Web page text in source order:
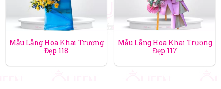
Mẫu Lẵng Hoa Khai Trương
Đẹp 118
Mẫu Lẵng Hoa Khai Trương
Đẹp 117